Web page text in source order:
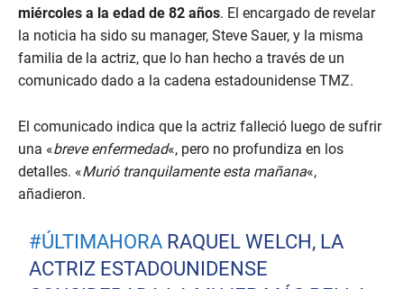
miércoles a la edad de 82 años. El encargado de revelar
la noticia ha sido su manager, Steve Sauer, y la misma
familia de la actriz, que lo han hecho a través de un
comunicado dado a la cadena estadounidense TMZ.
El comunicado indica que la actriz falleció luego de sufrir
una «breve enfermedad«, pero no profundiza en los
detalles. «Murió tranquilamente esta mañana«,
añadieron.
#ÚLTIMAHORA RAQUEL WELCH, LA
ACTRIZ ESTADOUNIDENSE